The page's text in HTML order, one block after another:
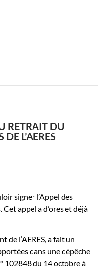
RETRAIT DU
L’AERES
signer l’Appel des
appel a d’ores et déjà
de l’AERES, a fait un
dans une dépêche
102848 du 14 octobre à